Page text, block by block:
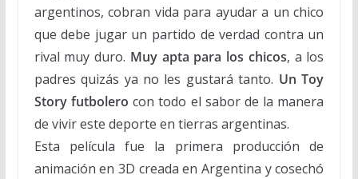
argentinos, cobran vida para ayudar a un chico
que debe jugar un partido de verdad contra un
rival muy duro. Muy apta para los chicos, a los
padres quizás ya no les gustará tanto. Un Toy
Story futbolero con todo el sabor de la manera
de vivir este deporte en tierras argentinas.
Esta película fue la primera producción de
animación en 3D creada en Argentina y cosechó